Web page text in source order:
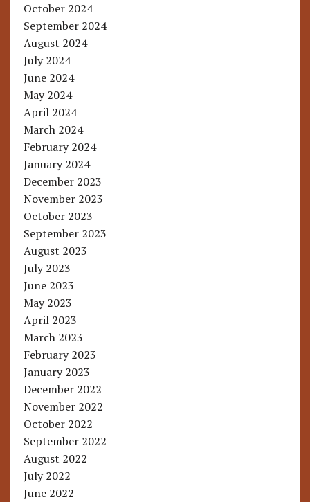
October 2024
September 2024
August 2024
July 2024
June 2024
May 2024
April 2024
March 2024
February 2024
January 2024
December 2023
November 2023
October 2023
September 2023
August 2023
July 2023
June 2023
May 2023
April 2023
March 2023
February 2023
January 2023
December 2022
November 2022
October 2022
September 2022
August 2022
July 2022
June 2022